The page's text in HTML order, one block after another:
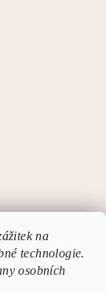
na
technologie.
osobních